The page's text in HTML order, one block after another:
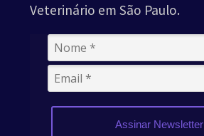
Veterinário em São Paulo.
Assinar Newsletter